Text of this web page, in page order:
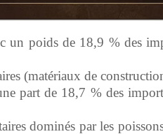
un poids de 18,9 % des
(matériaux de
part de 18,7 % des
dominés par les